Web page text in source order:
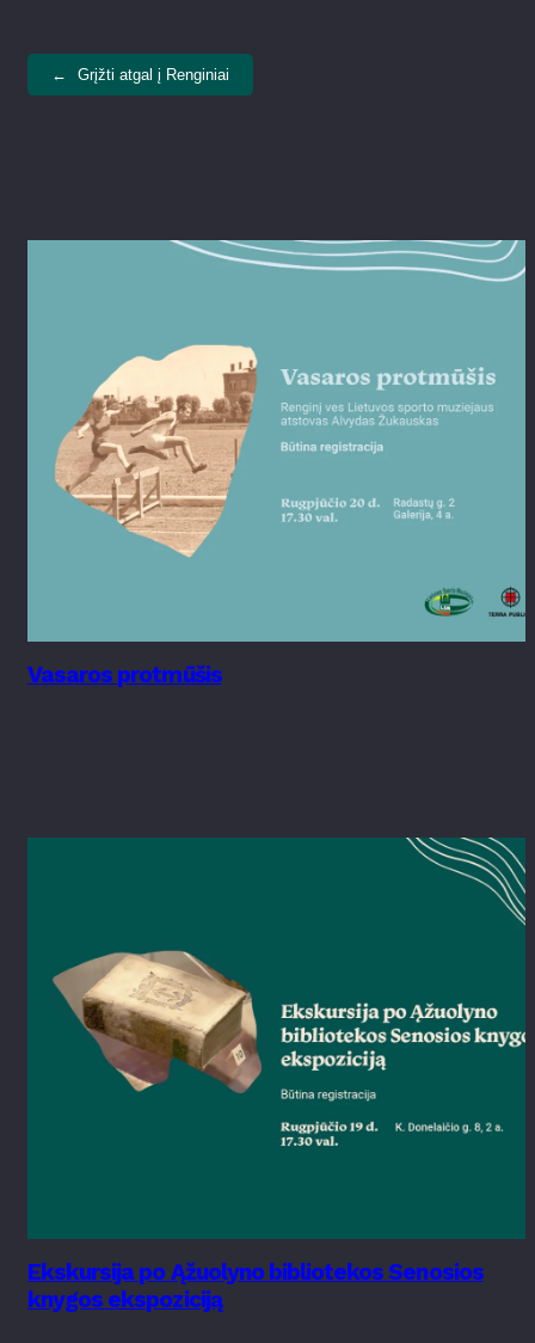
← Grįžti atgal į Renginiai
Vasaros protmūšis
Ekskursija po Ąžuolyno bibliotekos Senosios
knygos ekspoziciją